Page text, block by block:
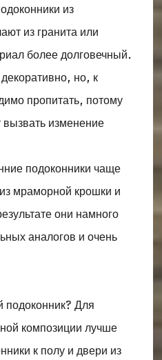
из
из гранита или
более долговечный.
но, к
пропитать, потому
вызвать изменение
подоконники чаще
мраморной крошки и
они намного
аналогов и очень
подоконник? Для
композиции лучше
к полу и двери из